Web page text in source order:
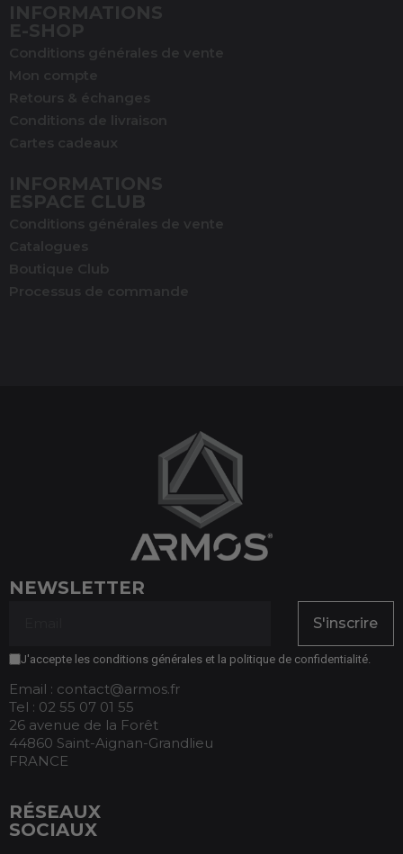
INFORMATIONS
E-SHOP
Conditions générales de vente
Mon compte
Retours & échanges
Conditions de livraison
Cartes cadeaux
INFORMATIONS
ESPACE CLUB
Conditions générales de vente
Catalogues
Boutique Club
Processus de commande
NEWSLETTER
S'inscrire
J'accepte les conditions générales et la politique de confidentialité.
Email : contact@armos.fr
Tel : 02 55 07 01 55
26 avenue de la Forêt
44860 Saint-Aignan-Grandlieu
FRANCE
RÉSEAUX
SOCIAUX